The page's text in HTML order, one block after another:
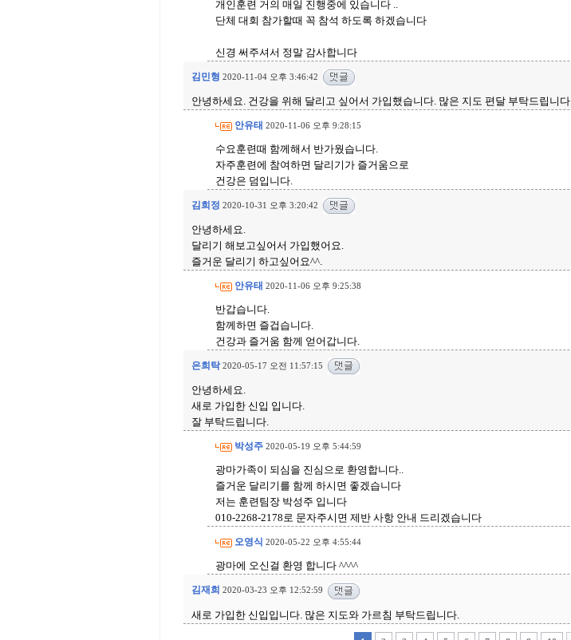
개인훈련 거의 매일 진행중에 있습니다 ..
단체 대회 참가할때 꼭 참석 하도록 하겠습니다
신경 써주셔서 정말 감사합니다
김민형 2020-11-04 오후 3:46:42
안녕하세요. 건강을 위해 달리고 싶어서 가입했습니다. 많은 지도 편달 부탁드립니다.
안유태 2020-11-06 오후 9:28:15
수요훈련때 함께해서 반가웠습니다.
자주훈련에 참여하면 달리기가 즐거움으로
건강은 덤입니다.
김희정 2020-10-31 오후 3:20:42
안녕하세요.
달리기 해보고싶어서 가입했어요.
즐거운 달리기 하고싶어요^^.
안유태 2020-11-06 오후 9:25:38
반갑습니다.
함께하면 즐겁습니다.
건강과 즐거움 함께 얻어갑니다.
은희탁 2020-05-17 오전 11:57:15
안녕하세요.
새로 가입한 신입 입니다.
잘 부탁드립니다.
박성주 2020-05-19 오후 5:44:59
광마가족이 되심을 진심으로 환영합니다..
즐거운 달리기를 함께 하시면 좋겠습니다
저는 훈련팀장 박성주 입니다
010-2268-2178로 문자주시면 제반 사항 안내 드리겠습니다
오영식 2020-05-22 오후 4:55:44
광마에 오신걸 환영 합니다 ^^^^
김재희 2020-03-23 오후 12:52:59
새로 가입한 신입입니다. 많은 지도와 가르침 부탁드립니다.